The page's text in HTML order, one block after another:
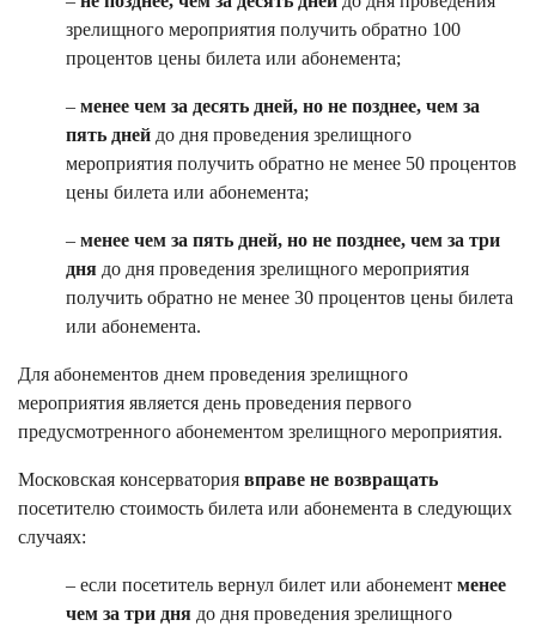
зрелищного мероприятия получить обратно 100
процентов цены билета или абонемента;
– менее чем за десять дней, но не позднее, чем за
пять дней до дня проведения зрелищного
мероприятия получить обратно не менее 50 процентов
цены билета или абонемента;
– менее чем за пять дней, но не позднее, чем за три
дня до дня проведения зрелищного мероприятия
получить обратно не менее 30 процентов цены билета
или абонемента.
Для абонементов днем проведения зрелищного
мероприятия является день проведения первого
предусмотренного абонементом зрелищного мероприятия.
Московская консерватория вправе не возвращать
посетителю стоимость билета или абонемента в следующих
случаях:
– если посетитель вернул билет или абонемент менее
чем за три дня до дня проведения зрелищного